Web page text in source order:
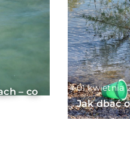
– co
01 kwietnia
Jak dbać